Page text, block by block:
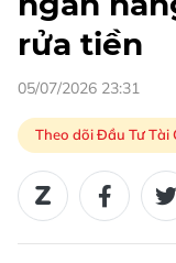
rửa tiền
05/07/2026 23:31
Theo dõi Đầu Tư Tài